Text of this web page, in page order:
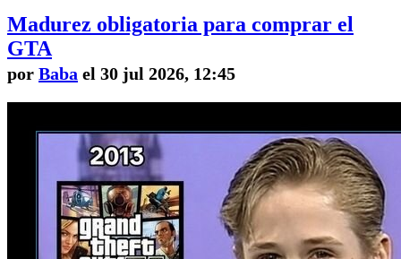
Madurez obligatoria para comprar el
GTA
por Baba el 30 jul 2026, 12:45